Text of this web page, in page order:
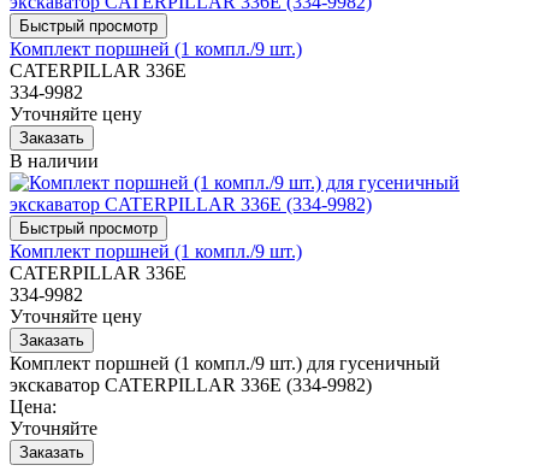
Комплект поршней (1 компл./9 шт.)
CATERPILLAR 336E
334-9982
Уточняйте цену
В наличии
Комплект поршней (1 компл./9 шт.)
CATERPILLAR 336E
334-9982
Уточняйте цену
Комплект поршней (1 компл./9 шт.) для гусеничный
экскаватор CATERPILLAR 336E (334-9982)
Цена:
Уточняйте